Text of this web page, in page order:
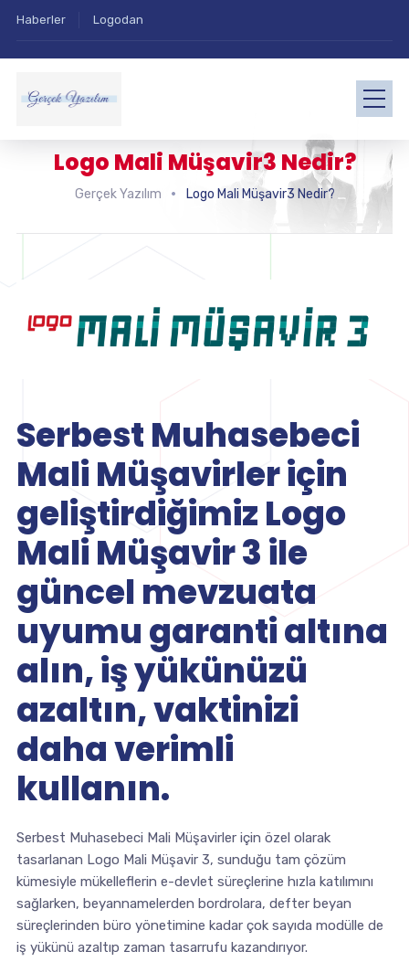
Haberler Logodan
Logo Mali Müşavir3 Nedir?
Gerçek Yazılım Logo Mali Müşavir3 Nedir?
Serbest Muhasebeci
Mali Müşavirler için
geliştirdiğimiz Logo
Mali Müşavir 3 ile
güncel mevzuata
uyumu garanti altına
alın, iş yükünüzü
azaltın, vaktinizi
daha verimli
kullanın.
Serbest Muhasebeci Mali Müşavirler için özel olarak
tasarlanan Logo Mali Müşavir 3, sunduğu tam çözüm
kümesiyle mükelleflerin e-devlet süreçlerine hızla katılımını
sağlarken, beyannamelerden bordrolara, defter beyan
süreçlerinden büro yönetimine kadar çok sayıda modülle de
iş yükünü azaltıp zaman tasarrufu kazandırıyor.